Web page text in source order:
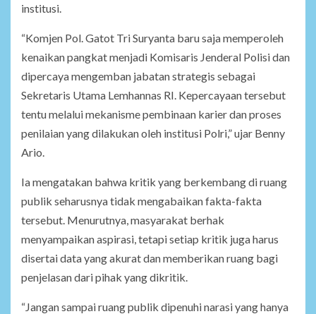
institusi.
“Komjen Pol. Gatot Tri Suryanta baru saja memperoleh
kenaikan pangkat menjadi Komisaris Jenderal Polisi dan
dipercaya mengemban jabatan strategis sebagai
Sekretaris Utama Lemhannas RI. Kepercayaan tersebut
tentu melalui mekanisme pembinaan karier dan proses
penilaian yang dilakukan oleh institusi Polri,” ujar Benny
Ario.
Ia mengatakan bahwa kritik yang berkembang di ruang
publik seharusnya tidak mengabaikan fakta-fakta
tersebut. Menurutnya, masyarakat berhak
menyampaikan aspirasi, tetapi setiap kritik juga harus
disertai data yang akurat dan memberikan ruang bagi
penjelasan dari pihak yang dikritik.
“Jangan sampai ruang publik dipenuhi narasi yang hanya